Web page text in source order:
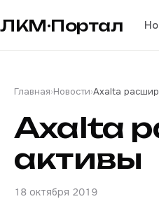
ЛКМ·Портал
Главная›Новости›Axalta
Axalta
активы
18 октября 2019